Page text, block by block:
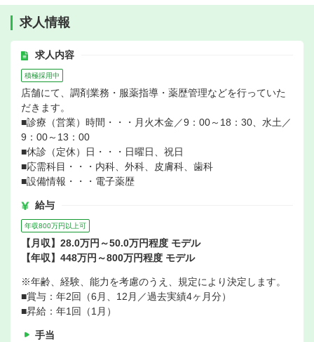
求人情報
求人内容
積極採用中
店舗にて、調剤業務・服薬指導・薬歴管理などを行っていた
だきます。
■診療（営業）時間・・・月火木金／9：00～18：30、水土／
9：00～13：00
■休診（定休）日・・・日曜日、祝日
■応需科目・・・内科、外科、皮膚科、歯科
■設備情報・・・電子薬歴
給与
年収800万円以上可
【月収】28.0万円～50.0万円程度 モデル
【年収】448万円～800万円程度 モデル
※年齢、経験、能力を考慮のうえ、規定により決定します。
■賞与：年2回（6月、12月／過去実績4ヶ月分）
■昇給：年1回（1月）
手当